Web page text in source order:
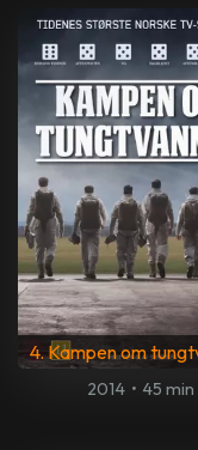
4. Kampen om
2014 • 45 min